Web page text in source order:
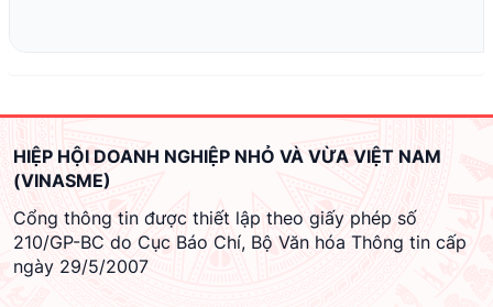
HIỆP HỘI DOANH NGHIỆP NHỎ VÀ VỪA VIỆT NAM
(VINASME)
Cổng thông tin được thiết lập theo giấy phép số
210/GP-BC do Cục Báo Chí, Bộ Văn hóa Thông tin cấp
ngày 29/5/2007